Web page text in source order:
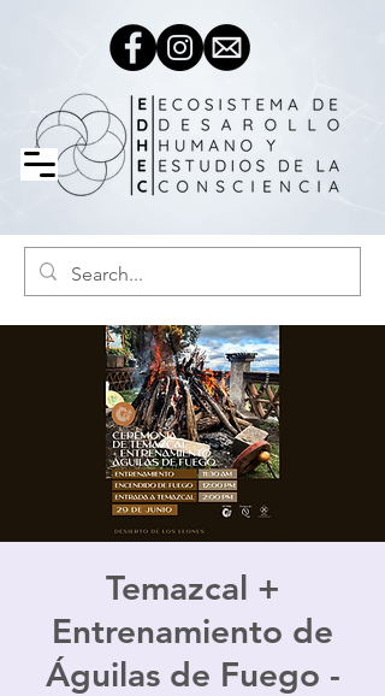
Temazcal +
Entrenamiento de
Águilas de Fuego -